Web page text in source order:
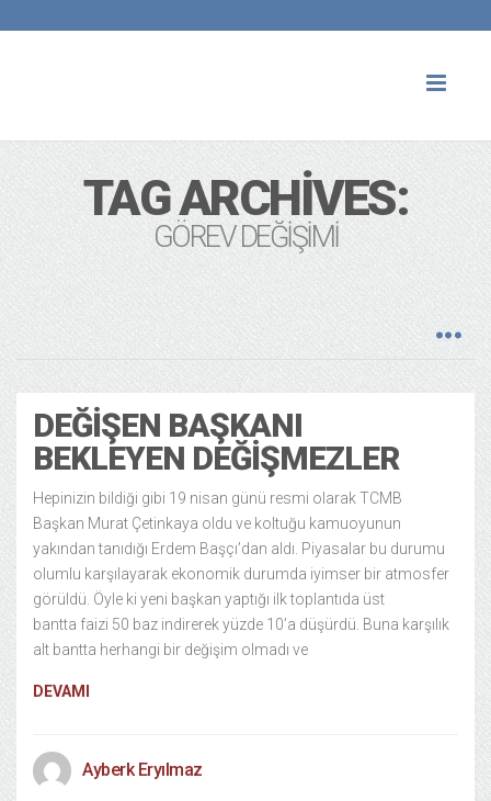
TAG ARCHIVES:
GÖREV DEĞIŞIMI
DEĞIŞEN BAŞKANI
BEKLEYEN DEĞIŞMEZLER
Hepinizin bildiği gibi 19 nisan günü resmi olarak TCMB
Başkan Murat Çetinkaya oldu ve koltuğu kamuoyunun
yakından tanıdığı Erdem Başçı’dan aldı. Piyasalar bu durumu
olumlu karşılayarak ekonomik durumda iyimser bir atmosfer
görüldü. Öyle ki yeni başkan yaptığı ilk toplantıda üst
bantta faizi 50 baz indirerek yüzde 10’a düşürdü. Buna karşılık
alt bantta herhangi bir değişim olmadı ve
DEVAMI
Ayberk Eryılmaz